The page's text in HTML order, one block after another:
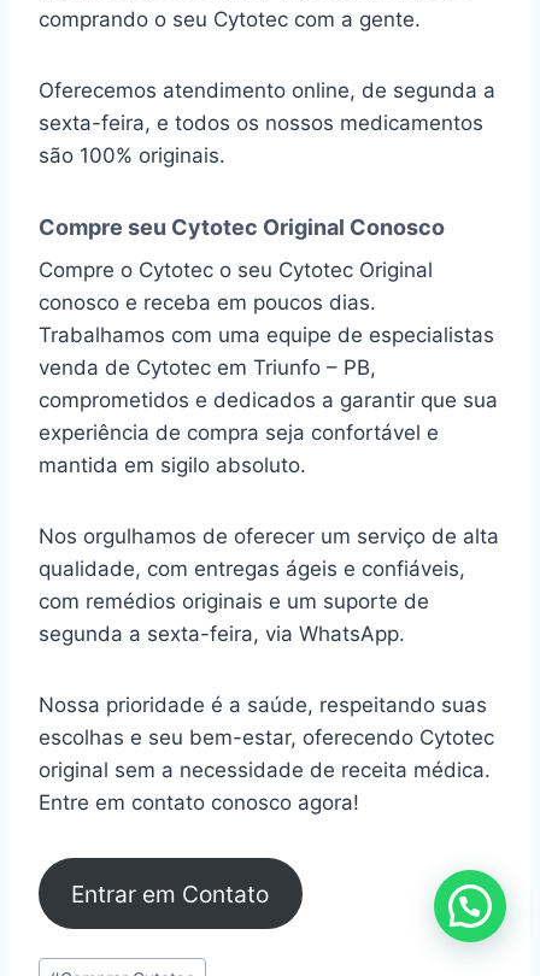
comprando o seu Cytotec com a gente.
Oferecemos atendimento online, de segunda a
sexta-feira, e todos os nossos medicamentos
são 100% originais.
Compre seu Cytotec Original Conosco
Compre o Cytotec o seu Cytotec Original
conosco e receba em poucos dias.
Trabalhamos com uma equipe de especialistas
venda de Cytotec em Triunfo – PB,
comprometidos e dedicados a garantir que sua
experiência de compra seja confortável e
mantida em sigilo absoluto.
Nos orgulhamos de oferecer um serviço de alta
qualidade, com entregas ágeis e confiáveis,
com remédios originais e um suporte de
segunda a sexta-feira, via WhatsApp.
Nossa prioridade é a saúde, respeitando suas
escolhas e seu bem-estar, oferecendo Cytotec
original sem a necessidade de receita médica.
Entre em contato conosco agora!
Entrar em Contato
Tags